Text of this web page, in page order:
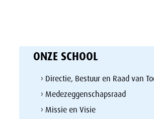
ONZE SCHOOL
› Directie, Bestuur en Raad van
› Medezeggenschapsraad
› Missie en Visie